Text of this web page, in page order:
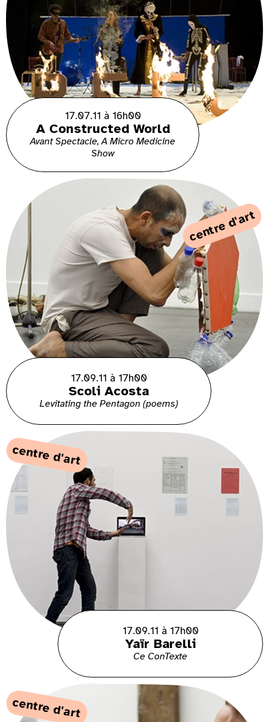
17.07.11 à 16h00
A Constructed World
Avant Spectacle, A Micro Medicine
Show
centre d'art
17.09.11 à 17h00
Scoli Acosta
Levitating the Pentagon (poems)
centre d'art
17.09.11 à 17h00
Yaïr Barelli
Ce ConTexte
centre d'art